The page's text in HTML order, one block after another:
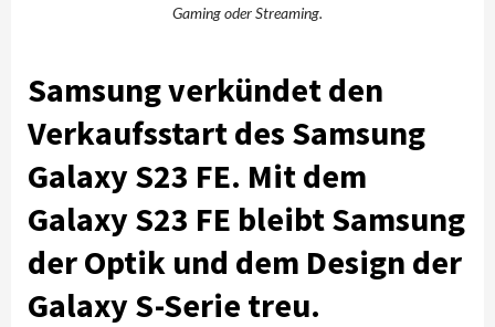
Gaming oder Streaming.
Samsung verkündet den
Verkaufsstart des Samsung
Galaxy S23 FE. Mit dem
Galaxy S23 FE bleibt Samsung
der Optik und dem Design der
Galaxy S-Serie treu.